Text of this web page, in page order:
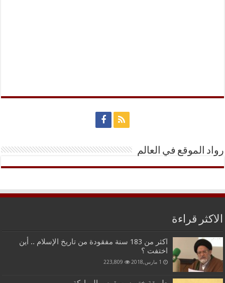
رواد الموقع في العالم
الاكثر قراءة
اكثر من 183 سنة مفقودة من تاريخ الإسلام .. أين
اختفت ؟
1 مارس,2018 223,809